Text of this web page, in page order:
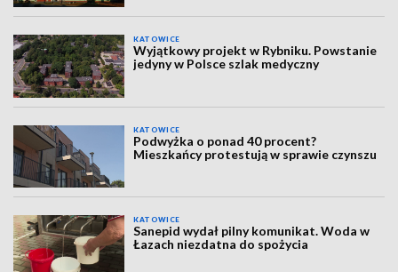
KATOWICE
Wyjątkowy projekt w Rybniku. Powstanie
jedyny w Polsce szlak medyczny
KATOWICE
Podwyżka o ponad 40 procent?
Mieszkańcy protestują w sprawie czynszu
KATOWICE
Sanepid wydał pilny komunikat. Woda w
Łazach niezdatna do spożycia